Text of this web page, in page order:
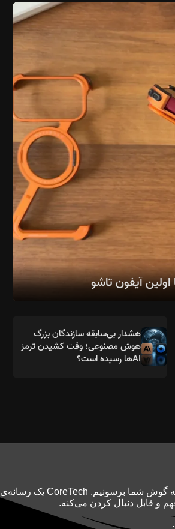
هشدار بی‌سابقه سازندگان بزرگ
هوش مصنوعی؛ وقت کشیدن ترمز
AIها رسیده است؟
تکنولوژی با سرعت نور جلو می‌ره و ما اینجاییم تا خبرهاش رو سریع‌تر از همیشه به گوش شما برسونیم. CoreTech یک رسانه‌ی
و قابل دنبال کردن می‌کنه.